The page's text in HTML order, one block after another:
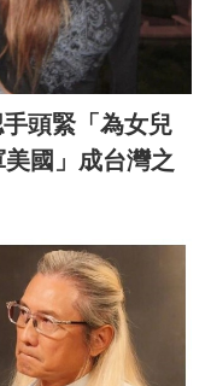
頭緊「為女兒
國」成台灣之